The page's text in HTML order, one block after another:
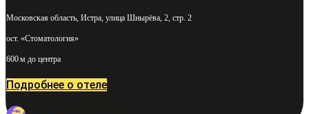
Московская область, Истра, улица Шнырёва, 2, стр. 2
ост. «Стоматология»
600 м до центра
Подробнее о отеле